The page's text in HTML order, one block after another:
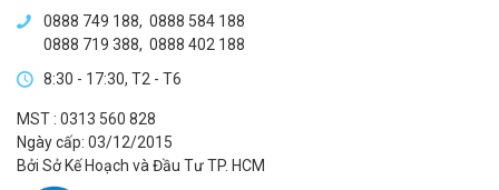
0888 749 188, 0888 584 188
0888 719 388, 0888 402 188
8:30 - 17:30, T2 - T6
MST : 0313 560 828
Ngày cấp: 03/12/2015
Bởi Sở Kế Hoạch và Đầu Tư TP. HCM